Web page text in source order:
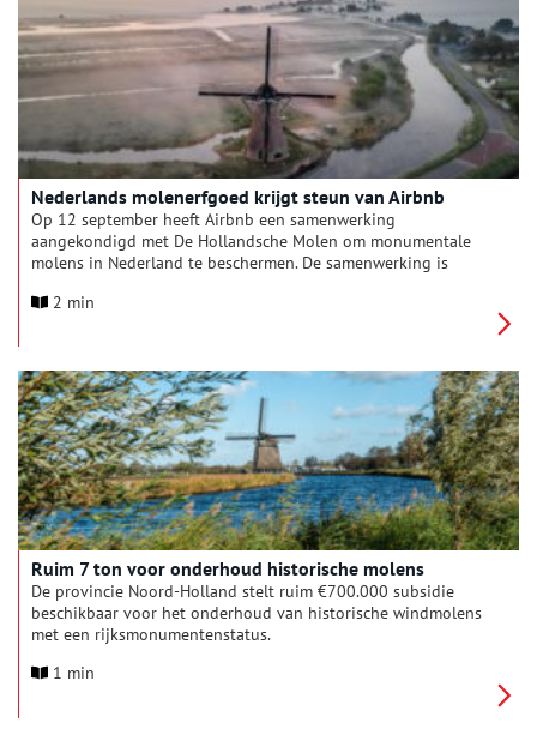
Nederlands molenerfgoed krijgt steun van Airbnb
Op 12 september heeft Airbnb een samenwerking
aangekondigd met De Hollandsche Molen om monumentale
molens in Nederland te beschermen. De samenwerking is
belangrijke gebouwen in Europa te behouden.
2 min
Ruim 7 ton voor onderhoud historische molens
De provincie Noord-Holland stelt ruim €700.000 subsidie
beschikbaar voor het onderhoud van historische windmolens
met een rijksmonumentenstatus.
1 min